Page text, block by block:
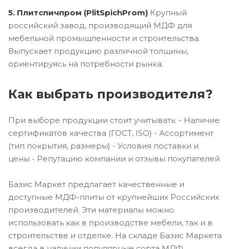
5. Плитспичпром (PlitSpichProm) Крупный
российский завод, производящий МДФ для
мебельной промышленности и строительства.
Выпускает продукцию различной толщины,
ориентируясь на потребности рынка.
Как выбрать производителя?
При выборе продукции стоит учитывать: - Наличие
сертификатов качества (ГОСТ, ISO) - Ассортимент
(тип покрытия, размеры) - Условия поставки и
цены - Репутацию компании и отзывы покупателей
Базис Маркет предлагает качественные и
доступные МДФ-плиты от крупнейших Российских
производителей. Эти материалы можно
использовать как в производстве мебели, так и в
строительстве и отделке. На складе Базис Маркета